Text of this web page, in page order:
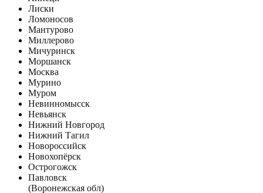
Лиски
Ломоносов
Мантурово
Миллерово
Мичуринск
Моршанск
Москва
Мурино
Муром
Невинномысск
Невьянск
Нижний Новгород
Нижний Тагил
Новороссийск
Новохопёрск
Острогожск
Павловск
(Воронежская обл)